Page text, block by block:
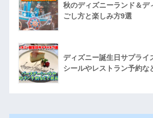
秋のディズニーランド＆デ
ごし方と楽しみ方9選
ディズニー誕生日サプライ
シールやレストラン予約な